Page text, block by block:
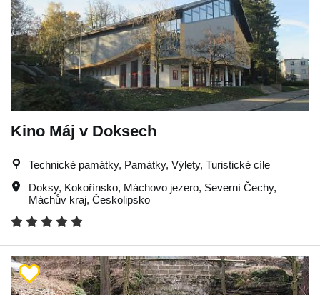
Kino Máj v Doksech
Technické památky, Památky, Výlety, Turistické cíle
Doksy, Kokořínsko, Máchovo jezero, Severní Čechy,
Máchův kraj, Českolipsko